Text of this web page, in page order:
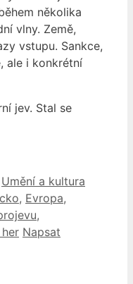
několika
vlny. Země,
vstupu. Sankce,
ale i konkrétní
jev. Stal se
Umění a kultura
, Evropa,
,
Napsat